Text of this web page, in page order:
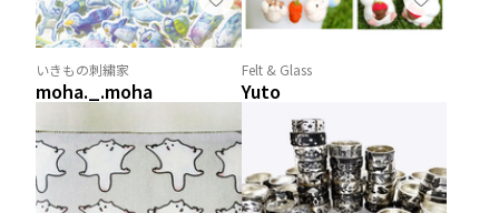
いきもの刺繍家
moha._.moha
Felt & Glass
Yuto